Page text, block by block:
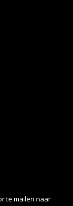
te mailen naar